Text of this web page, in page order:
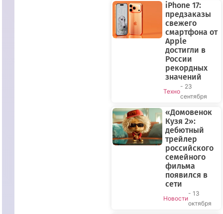
iPhone 17:
предзаказы
свежего
смартфона от
Apple
достигли в
России
рекордных
значений
Техно
- 23
сентября
«Домовенок
Кузя 2»:
дебютный
трейлер
российского
семейного
фильма
появился в
сети
Новости
- 13
октября